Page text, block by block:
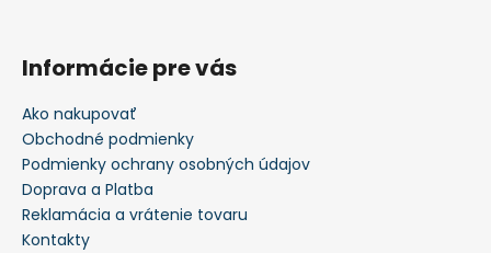
Informácie pre vás
Ako nakupovať
Obchodné podmienky
Podmienky ochrany osobných údajov
Doprava a Platba
Reklamácia a vrátenie tovaru
Kontakty